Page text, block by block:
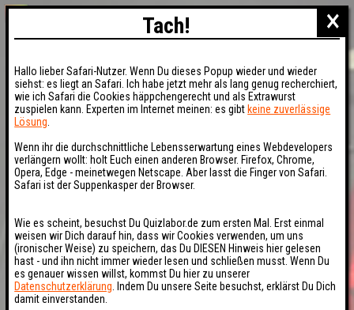
×
Tach!
Hallo lieber Safari-Nutzer. Wenn Du dieses Popup wieder und wieder
siehst: es liegt an Safari. Ich habe jetzt mehr als lang genug recherchiert,
wie ich Safari die Cookies häppchengerecht und als Extrawurst
zuspielen kann. Experten im Internet meinen: es gibt keine zuverlässige
Lösung
Wenn ihr die durchschnittliche Lebensserwartung eines Webdevelopers
verlängern wollt: holt Euch einen anderen Browser. Firefox, Chrome,
Opera, Edge - meinetwegen Netscape. Aber lasst die Finger von Safari.
Safari ist der Suppenkasper der Browser.
Wie es scheint, besuchst Du Quizlabor.de zum ersten Mal. Erst einmal
weisen wir Dich darauf hin, dass wir Cookies verwenden, um uns
(ironischer Weise) zu speichern, das Du DIESEN Hinweis hier gelesen
hast - und ihn nicht immer wieder lesen und schließen musst. Wenn Du
es genauer wissen willst, kommst Du hier zu unserer
Datenschutzerklärung . Indem Du unsere Seite besuchst, erklärst Du Dich
damit einverstanden.